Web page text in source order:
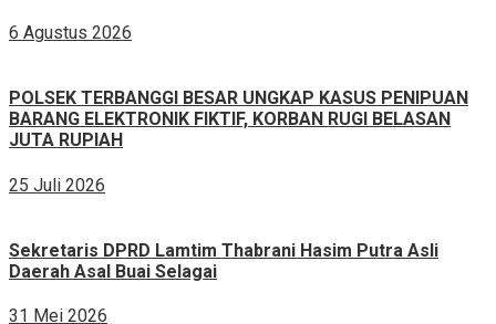
6 Agustus 2026
POLSEK TERBANGGI BESAR UNGKAP KASUS PENIPUAN
BARANG ELEKTRONIK FIKTIF, KORBAN RUGI BELASAN
JUTA RUPIAH
25 Juli 2026
Sekretaris DPRD Lamtim Thabrani Hasim Putra Asli
Daerah Asal Buai Selagai
31 Mei 2026